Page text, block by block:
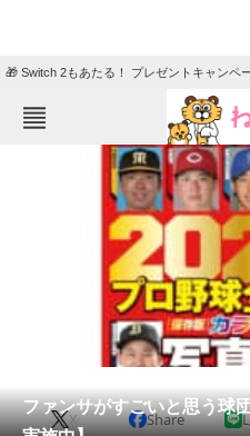
🎁 Switch 2もあたる！ プレゼントキャンペ
ねとらぼメニュー
会員記事
ファンサがすごいと思う球
X Share